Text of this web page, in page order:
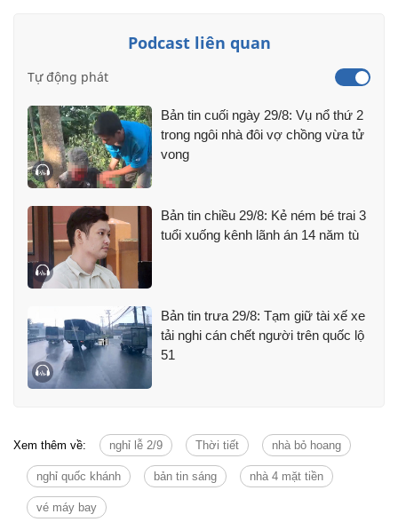
Podcast liên quan
Tự động phát
Bản tin cuối ngày 29/8: Vụ nổ thứ 2
trong ngôi nhà đôi vợ chồng vừa tử
vong
Bản tin chiều 29/8: Kẻ ném bé trai 3
tuổi xuống kênh lãnh án 14 năm tù
Bản tin trưa 29/8: Tạm giữ tài xế xe
tải nghi cán chết người trên quốc lộ
51
Xem thêm về: nghỉ lễ 2/9 Thời tiết nhà bỏ hoang
nghỉ quốc khánh bản tin sáng nhà 4 mặt tiền
vé máy bay